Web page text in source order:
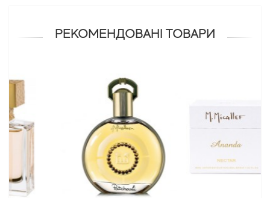
РЕКОМЕНДОВАНІ ТОВАРИ
Aramis
Ariana Grande
Armand Basi